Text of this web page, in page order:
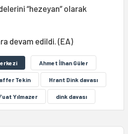
“hezeyan” olarak
devam edildi. (EA)
Ahmet İlhan Güler
Tekin Hrant Dink davası
Yılmazer dink davası